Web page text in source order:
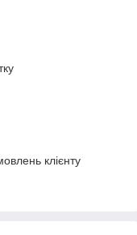
клієнту